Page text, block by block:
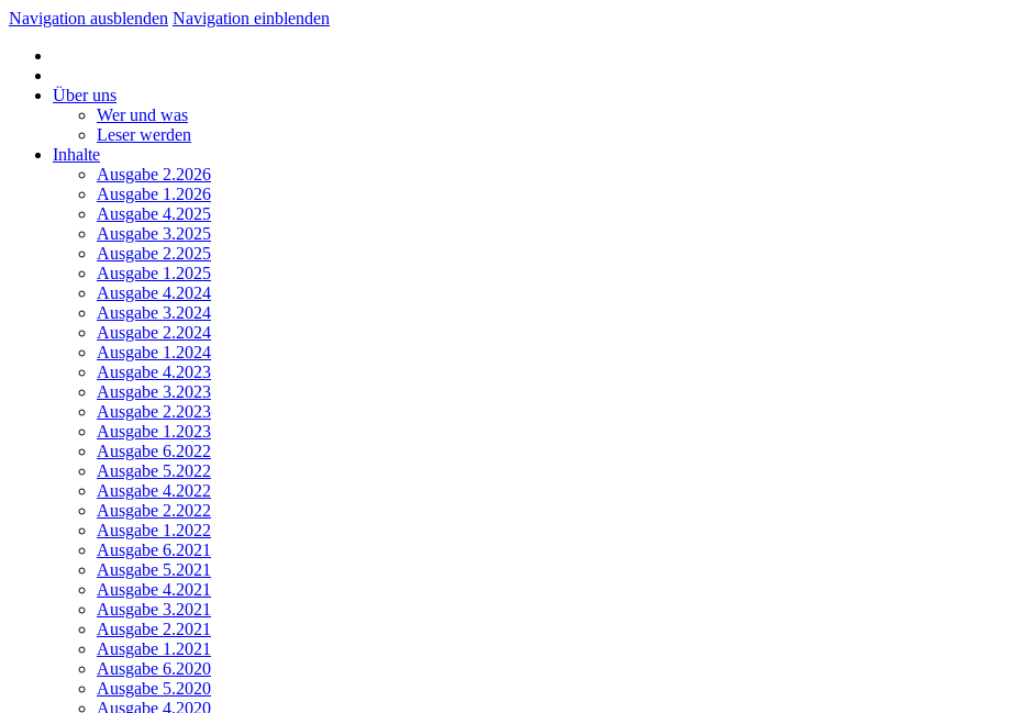
Navigation ausblenden Navigation einblenden
Über uns
Wer und was
Leser werden
Inhalte
Ausgabe 2.2026
Ausgabe 1.2026
Ausgabe 4.2025
Ausgabe 3.2025
Ausgabe 2.2025
Ausgabe 1.2025
Ausgabe 4.2024
Ausgabe 3.2024
Ausgabe 2.2024
Ausgabe 1.2024
Ausgabe 4.2023
Ausgabe 3.2023
Ausgabe 2.2023
Ausgabe 1.2023
Ausgabe 6.2022
Ausgabe 5.2022
Ausgabe 4.2022
Ausgabe 2.2022
Ausgabe 1.2022
Ausgabe 6.2021
Ausgabe 5.2021
Ausgabe 4.2021
Ausgabe 3.2021
Ausgabe 2.2021
Ausgabe 1.2021
Ausgabe 6.2020
Ausgabe 5.2020
Ausgabe 4.2020